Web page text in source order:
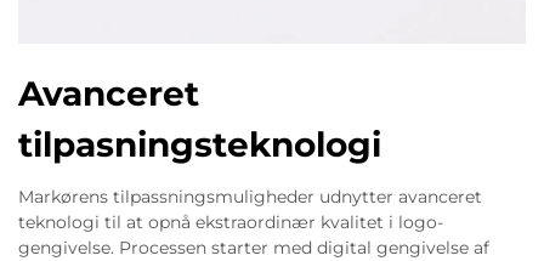
Avanceret
tilpasningsteknologi
Markørens tilpassningsmuligheder udnytter avanceret
teknologi til at opnå ekstraordinær kvalitet i logo-
gengivelse. Processen starter med digital gengivelse af